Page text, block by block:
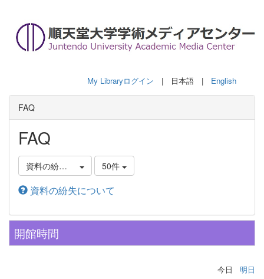
My Libraryログイン | 日本語 | English
FAQ
FAQ
資料の紛失について 50件
資料の紛失について
開館時間
今日 明日